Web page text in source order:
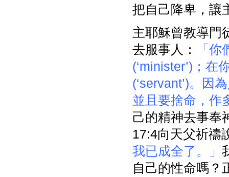
把自己降卑，讓
主耶穌曾教導門
去服事人：
「
(‘minister’)；在
(‘servant’)。因
並且要捨命，作
己的精神去事奉
17:4向天父祈禱
我已成全了。」
自己的性命嗎？